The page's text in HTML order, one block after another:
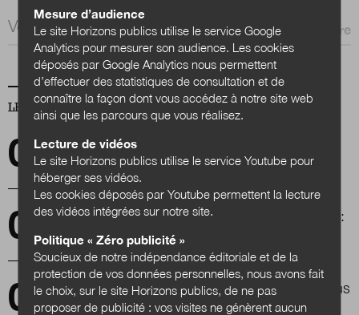
Email *
LES PLUS LUS
Le lanceur d’alerte et le conflit d’intérêts dans
la fonction publique
Robot avocat, superbactéries et ville cerveau :
ce qui nous attend en 2019
La démocratie participative, un marché de plus
en plus concurrentiel
Mesure d’audience
Le site Horizons publics utilise le service Google
Analytics pour mesurer son audience. Les cookies
déposés par Google Analytics nous permettent
d’effectuer des statistiques de consultation et de
connaître la façon dont vous accédez à notre site web
ainsi que les parcours que vous réalisez.
Lecture de vidéos
Le site Horizons publics utilise le service Youtube pour
héberger ses vidéos.
Les cookies déposés par Youtube permettent la lecture
des vidéos intégrées sur notre site.
Politique « Zéro publicité »
Soucieux de notre indépendance éditoriale et de la
protection de vos données personnelles, nous avons fait
le choix, sur le site Horizons publics, de ne pas
proposer de publicité : vos visites ne génèrent aucun